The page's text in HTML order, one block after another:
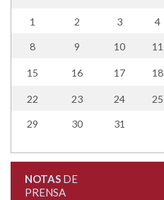
1 2 3 4
8 9 10 11
15 16 17 18
22 23 24 25
29 30 31
NOTASDE
PRENSA